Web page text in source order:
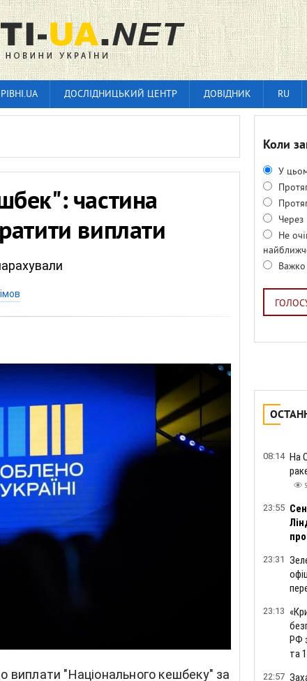
РІВНІ.UA ДОСЛІДНИЦЬКИЙ ЦЕНТР ДОВІДНИК RU
частина
виплати
виплати "Національного кешбеку" за
Коли
У
Через
Не
Важко
08:14 На
23:55
23:31
23:13
РФ
та
22:57